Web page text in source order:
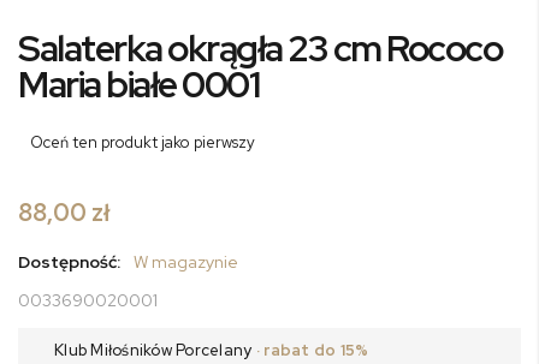
na
początek
galerii
Salaterka okrągła 23 cm Rococo
Maria białe 0001
Oceń ten produkt jako pierwszy
88,00 zł
Dostępność:
W magazynie
0033690020001
Klub Miłośników Porcelany · rabat do 15%